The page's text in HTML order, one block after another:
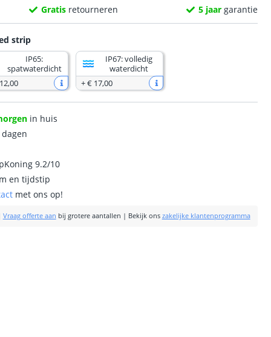
Gratis retourneren 5 jaargarantie
strip
IP65:
spatwaterdicht
,00
IP67: volledig
waterdicht
+€ 17,00
in huis
9.2/10
en tijdstip
met ons op!
Vraag offerte aan bij grotere aantallen | Bekijk ons zakelijke klantenprogramma